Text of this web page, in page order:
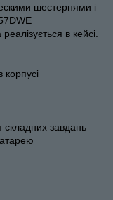
шестернями і
в кейсі.
корпусі
завдань